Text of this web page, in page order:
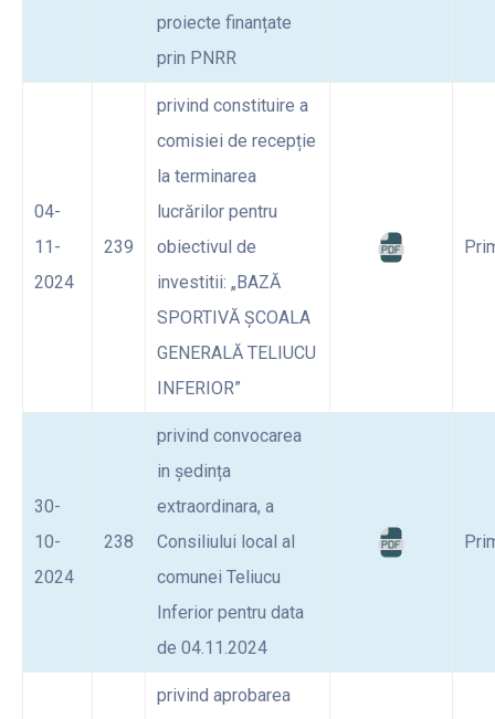
proiecte finanțate
prin PNRR
04-
11-
2024
239
privind constituire a
comisiei de recepție
la terminarea
lucrărilor pentru
obiectivul de
investitii: „BAZĂ
SPORTIVĂ ȘCOALA
GENERALĂ TELIUCU
INFERIOR”
30-
10-
2024
238
privind convocarea
in ședința
extraordinara, a
Consiliului local al
comunei Teliucu
Inferior pentru data
de 04.11.2024
privind aprobarea